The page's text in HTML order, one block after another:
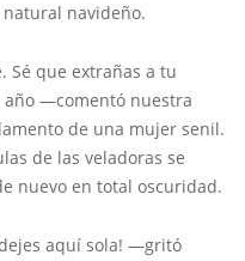
navideño.
Sé que extrañas a tu
año —comentó nuestra
de una mujer senil.
de las veladoras se
nuevo en total oscuridad.
dejes aquí sola! —gritó